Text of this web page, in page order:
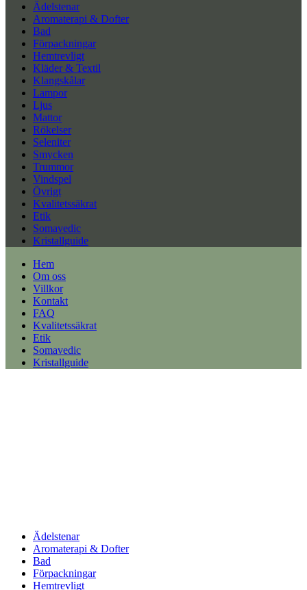
Ädelstenar
Aromaterapi & Dofter
Bad
Förpackningar
Hemtrevligt
Kläder & Textil
Klangskålar
Lampor
Ljus
Mattor
Rökelser
Seleniter
Smycken
Trummor
Vindspel
Övrigt
Kvalitetssäkrat
Etik
Somavedic
Kristallguide
Hem
Om oss
Villkor
Kontakt
FAQ
Kvalitetssäkrat
Etik
Somavedic
Kristallguide
Ädelstenar
Aromaterapi & Dofter
Bad
Förpackningar
Hemtrevligt